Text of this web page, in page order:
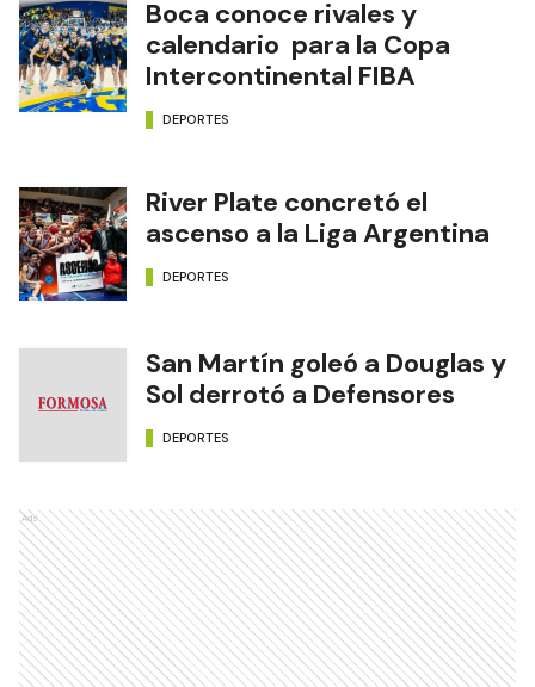
Boca conoce rivales y
calendario para la Copa
Intercontinental FIBA
DEPORTES
River Plate concretó el
ascenso a la Liga Argentina
DEPORTES
San Martín goleó a Douglas y
Sol derrotó a Defensores
DEPORTES
Ads